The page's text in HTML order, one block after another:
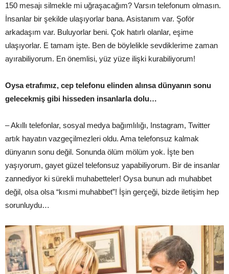
150 mesajı silmekle mi uğraşacağım? Varsın telefonum olmasın.
İnsanlar bir şekilde ulaşıyorlar bana. Asistanım var. Şoför
arkadaşım var. Buluyorlar beni. Çok hatırlı olanlar, eşime
ulaşıyorlar. E tamam işte. Ben de böylelikle sevdiklerime zaman
ayırabiliyorum. En önemlisi, yüz yüze ilişki kurabiliyorum!
Oysa etrafımız, cep telefonu elinden alınsa dünyanın sonu
gelecekmiş gibi hisseden insanlarla dolu…
– Akıllı telefonlar, sosyal medya bağımlılığı, Instagram, Twitter
artık hayatın vazgeçilmezleri oldu. Ama telefonsuz kalmak
dünyanın sonu değil. Sonunda ölüm mölüm yok. İşte ben
yaşıyorum, gayet güzel telefonsuz yapabiliyorum. Bir de insanlar
zannediyor ki sürekli muhabetteler! Oysa bunun adı muhabbet
değil, olsa olsa “kısmi muhabbet”! İşin gerçeği, bizde iletişim hep
sorunluydu…